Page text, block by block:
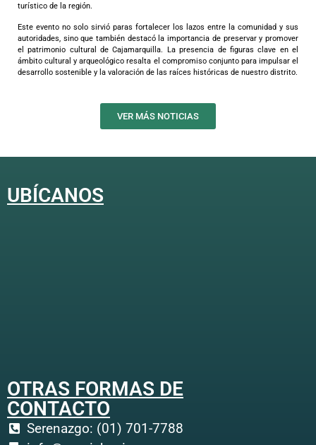
turístico de la región.
Este evento no solo sirvió paras fortalecer los lazos entre la comunidad y sus
autoridades, sino que también destacó la importancia de preservar y promover
el patrimonio cultural de Cajamarquilla. La presencia de figuras clave en el
ámbito cultural y arqueológico resalta el compromiso conjunto para impulsar el
desarrollo sostenible y la valoración de las raíces históricas de nuestro distrito.
VER MÁS NOTICIAS
UBÍCANOS
OTRAS FORMAS DE
CONTACTO
Serenazgo: (01) 701-7788